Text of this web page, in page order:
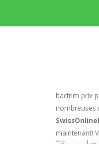
bactrim prix
nombreuses
maintenant!